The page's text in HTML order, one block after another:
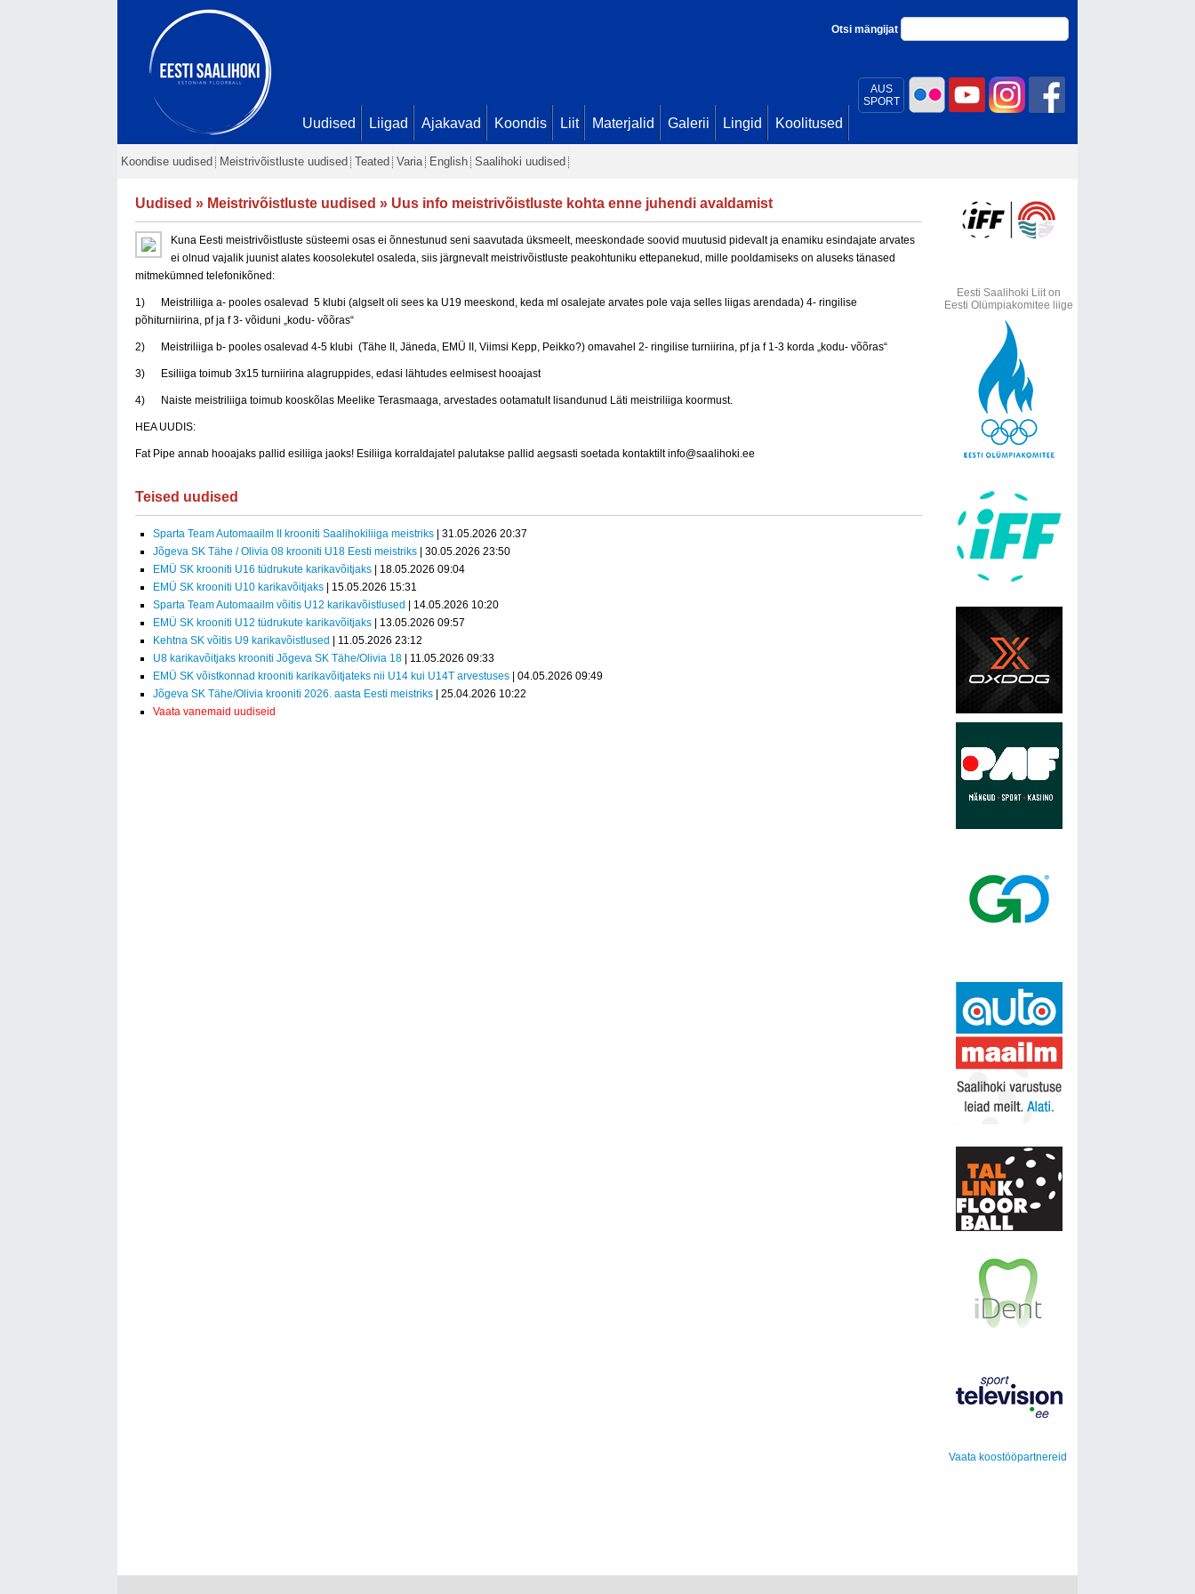
AUS
SPORT
Otsi mängijat
Uudised Liigad Ajakavad Koondis Liit Materjalid Galerii Lingid Koolitused
Koondise uudised Meistrivõistluste uudised Teated Varia English Saalihoki uudised
Uudised » Meistrivõistluste uudised » Uus info meistrivõistluste kohta enne juhendi avaldamist
Kuna Eesti meistrivõistluste süsteemi osas ei õnnestunud seni saavutada üksmeelt, meeskondade soovid muutusid pidevalt ja enamiku esindajate arvates
ei olnud vajalik juunist alates koosolekutel osaleda, siis järgnevalt meistrivõistluste peakohtuniku ettepanekud, mille pooldamiseks on aluseks tänased
mitmekümned telefonikõned:
1) Meistriliiga a- pooles osalevad 5 klubi (algselt oli sees ka U19 meeskond, keda ml osalejate arvates pole vaja selles liigas arendada) 4- ringilise
põhiturniirina, pf ja f 3- võiduni „kodu- võõras“
2) Meistriliiga b- pooles osalevad 4-5 klubi (Tähe II, Jäneda, EMÜ II, Viimsi Kepp, Peikko?) omavahel 2- ringilise turniirina, pf ja f 1-3 korda „kodu- võõras“
3) Esiliiga toimub 3x15 turniirina alagruppides, edasi lähtudes eelmisest hooajast
4) Naiste meistriliiga toimub kooskõlas Meelike Terasmaaga, arvestades ootamatult lisandunud Läti meistriliiga koormust.
HEA UUDIS:
Fat Pipe annab hooajaks pallid esiliiga jaoks! Esiliiga korraldajatel palutakse pallid aegsasti soetada kontaktilt info@saalihoki.ee
Teised uudised
Sparta Team Automaailm II krooniti Saalihokiliiga meistriks | 31.05.2026 20:37
Jõgeva SK Tähe / Olivia 08 krooniti U18 Eesti meistriks | 30.05.2026 23:50
EMÜ SK krooniti U16 tüdrukute karikavõitjaks | 18.05.2026 09:04
EMÜ SK krooniti U10 karikavõitjaks | 15.05.2026 15:31
Sparta Team Automaailm võitis U12 karikavõistlused
| 14.05.2026 10:20
EMÜ SK krooniti U12 tüdrukute karikavõitjaks | 13.05.2026 09:57
Kehtna SK võitis U9 karikavõistlused
| 11.05.2026 23:12
U8 karikavõitjaks krooniti Jõgeva SK Tähe/Olivia 18 | 11.05.2026 09:33
EMÜ SK võistkonnad krooniti karikavõitjateks nii U14 kui U14T arvestuses | 04.05.2026 09:49
Jõgeva SK Tähe/Olivia krooniti 2026. aasta Eesti meistriks | 25.04.2026 10:22
Vaata vanemaid uudiseid
Eesti Saalihoki Liit on
Eesti Olümpiakomitee liige
Vaata koostööpartnereid